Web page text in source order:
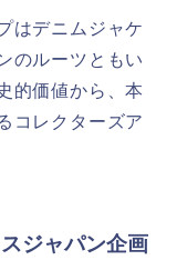
はデニムジャケ
のルーツともい
的価値から、本
コレクターズア
ジャパン企画